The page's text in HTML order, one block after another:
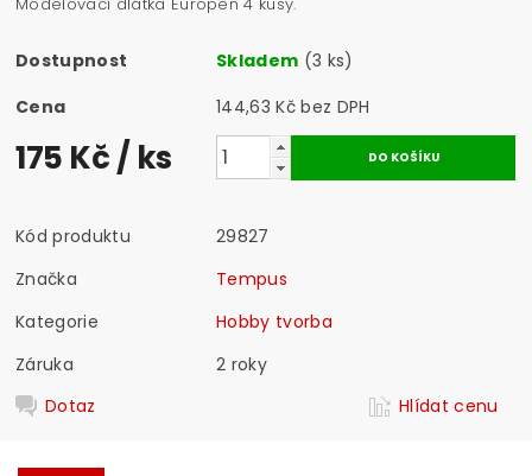
Dostupnost Skladem (3 ks)
Cena
144,63 Kč bez DPH
175 Kč/ ks
Kód produktu
29827
Značka
Tempus
Kategorie
Hobby tvorba
Záruka
2 roky
Dotaz
Hlídat cenu